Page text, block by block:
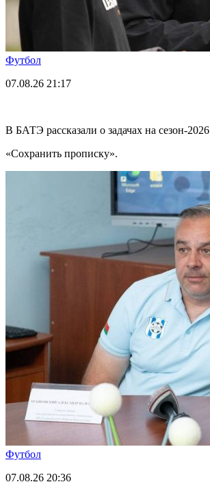
Футбол
07.08.26 21:17
В БАТЭ рассказали о задачах на сезон-2026
«Сохранить прописку».
Футбол
07.08.26 20:36